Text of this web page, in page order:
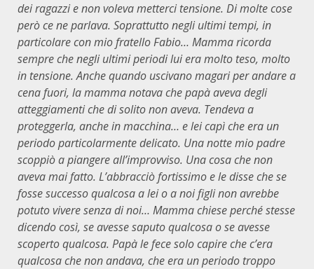
dei ragazzi e non voleva metterci tensione. Di molte cose
però ce ne parlava. Soprattutto negli ultimi tempi, in
particolare con mio fratello Fabio… Mamma ricorda
sempre che negli ultimi periodi lui era molto teso, molto
in tensione. Anche quando uscivano magari per andare a
cena fuori, la mamma notava che papà aveva degli
atteggiamenti che di solito non aveva. Tendeva a
proteggerla, anche in macchina… e lei capì che era un
periodo particolarmente delicato. Una notte mio padre
scoppiò a piangere all’improvviso. Una cosa che non
aveva mai fatto. L’abbracciò fortissimo e le disse che se
fosse successo qualcosa a lei o a noi figli non avrebbe
potuto vivere senza di noi… Mamma chiese perché stesse
dicendo così, se avesse saputo qualcosa o se avesse
scoperto qualcosa. Papà le fece solo capire che c’era
qualcosa che non andava, che era un periodo troppo